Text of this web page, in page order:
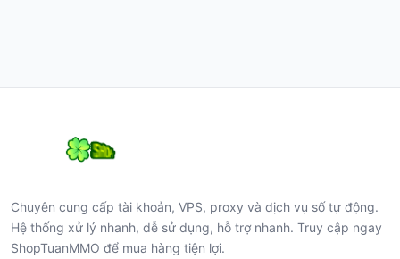
Chuyên cung cấp tài khoản, VPS, proxy và dịch vụ số tự động.
Hệ thống xử lý nhanh, dễ sử dụng, hỗ trợ nhanh. Truy cập ngay
ShopTuanMMO để mua hàng tiện lợi.